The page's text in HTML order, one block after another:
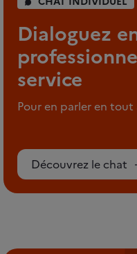
Dialoguez
service
Pour en parler en
Découvrez le chat